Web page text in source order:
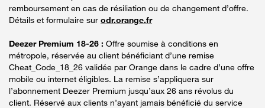
remboursement en cas de résiliation ou de changement d’offre.
Détails et formulaire sur odr.orange.fr
Deezer Premium 18-26 : Offre soumise à conditions en
métropole, réservée au client bénéficiant d’une remise
Cheat_Code_18_26 validée par Orange dans le cadre d’une offre
mobile ou internet éligibles. La remise s’appliquera sur
l’abonnement Deezer Premium jusqu’aux 26 ans révolus du
client. Réservé aux clients n’ayant jamais bénéficié du service